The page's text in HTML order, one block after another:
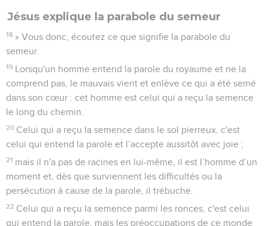
Jésus explique la parabole du semeur
18 » Vous donc, écoutez ce que signifie la parabole du
semeur.
19 Lorsqu'un homme entend la parole du royaume et ne la
comprend pas, le mauvais vient et enlève ce qui a été semé
dans son cœur : cet homme est celui qui a reçu la semence
le long du chemin.
20 Celui qui a reçu la semence dans le sol pierreux, c'est
celui qui entend la parole et l’accepte aussitôt avec joie ;
21 mais il n'a pas de racines en lui-même, il est l’homme d’un
moment et, dès que surviennent les difficultés ou la
persécution à cause de la parole, il trébuche.
22 Celui qui a reçu la semence parmi les ronces, c'est celui
qui entend la parole, mais les préoccupations de ce monde